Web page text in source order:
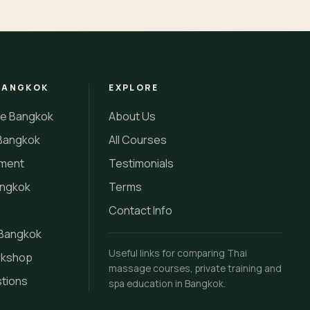
Bangkok
EXPLORE
About Us
All Courses
Testimonials
Terms
Contact Info
Useful links for comparing Thai
massage courses, private training and
spa education in Bangkok.